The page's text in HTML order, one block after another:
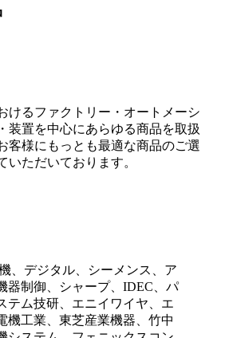
けるファクトリー・オートメーシ
装置を中心にあらゆる商品を取扱
客様にもっとも最適な商品のご選
いただいております。
、デジタル、シーメンス、ア
器制御、シャープ、IDEC、パ
テム技研、エニイワイヤ、エ
機工業、東芝産業機器、竹中